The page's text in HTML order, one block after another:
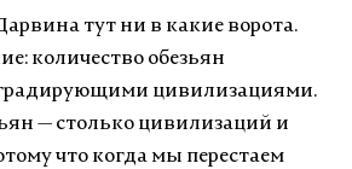
тут ни в какие ворота.
количество обезьян
цивилизациями.
— столько цивилизаций и
что когда мы перестаем